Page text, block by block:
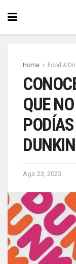
Home Food &
QUE
DUNKIN
Ago 23, 2023